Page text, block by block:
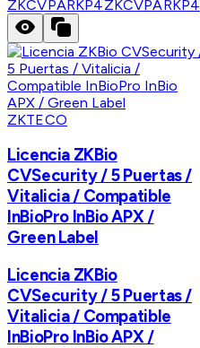
ZKCVPARKP4ZKCVPARKP4
ZKTECO
Licencia ZKBio
CVSecurity / 5 Puertas /
Vitalicia / Compatible
InBioPro InBio APX /
Green Label
Licencia ZKBio
CVSecurity / 5 Puertas /
Vitalicia / Compatible
InBioPro InBio APX /